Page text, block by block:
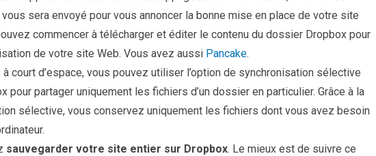
sera envoyé pour vous annoncer la bonne mise en place de votre site
commencer à télécharger et éditer le contenu du dossier Dropbox pour
de votre site Web. Vous avez aussi Pancake.
court d’espace, vous pouvez utiliser l’option de synchronisation sélective
pour partager uniquement les fichiers d’un dossier en particulier. Grâce à la
sélective, vous conservez uniquement les fichiers dont vous avez besoin
sauvegarder votre site entier sur Dropbox. Le mieux est de suivre ce